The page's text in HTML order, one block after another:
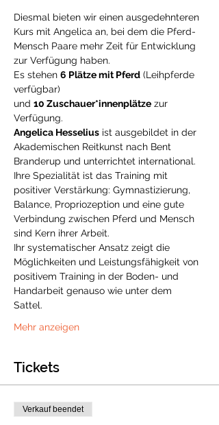
Diesmal bieten wir einen ausgedehnteren
Kurs mit Angelica an, bei dem die Pferd-
Mensch Paare mehr Zeit für Entwicklung
zur Verfügung haben.
Es stehen 6 Plätze mit Pferd (Leihpferde
verfügbar)
und 10 Zuschauer*innenplätze zur
Verfügung.
Angelica Hesselius ist ausgebildet in der
Akademischen Reitkunst nach Bent
Branderup und unterrichtet international.
Ihre Spezialität ist das Training mit
positiver Verstärkung: Gymnastizierung,
Balance, Propriozeption und eine gute
Verbindung zwischen Pferd und Mensch
sind Kern ihrer Arbeit.
Ihr systematischer Ansatz zeigt die
Möglichkeiten und Leistungsfähigkeit von
positivem Training in der Boden- und
Handarbeit genauso wie unter dem
Sattel.
Mehr anzeigen
Tickets
Verkauf beendet